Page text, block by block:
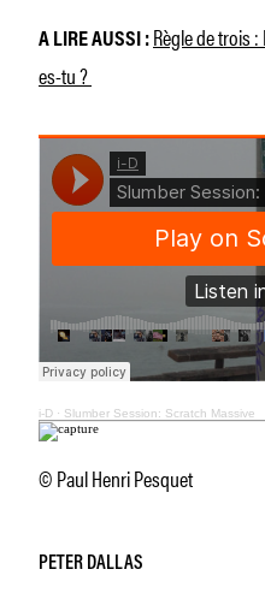
A LIRE AUSSI : Règle de trois
es-tu ?
i-D · Slumber Session: Scratch Massive
© Paul Henri Pesquet
PETER DALLAS